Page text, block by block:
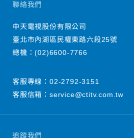
追蹤我們
聯絡我們
中天電視股份有限公司
臺北市內湖區民權東路六段25號
總機：(02)6600-7766
客服專線： 02-2792-3151
客服信箱： service@ctitv.com.tw